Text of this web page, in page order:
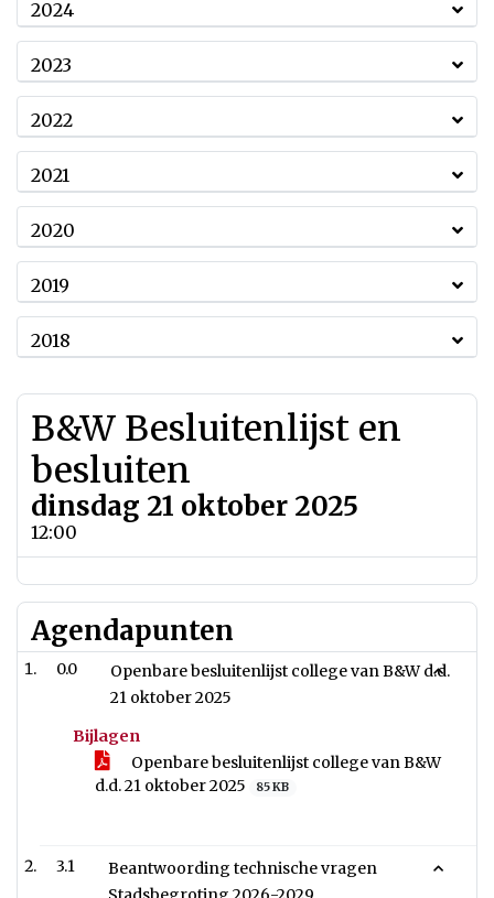
2024
2023
2022
2021
2020
2019
2018
B&W Besluitenlijst en
besluiten
dinsdag 21 oktober 2025
12:00
Agendapunten
0.0
Openbare besluitenlijst college van B&W d.d.
21 oktober 2025
Bijlagen
Openbare besluitenlijst college van B&W
d.d. 21 oktober 2025
85 KB
3.1
Beantwoording technische vragen